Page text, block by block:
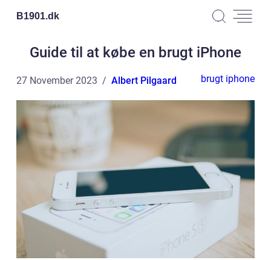
B1901.dk
Guide til at købe en brugt iPhone
27 November 2023 Albert Pilgaard brugt iphone